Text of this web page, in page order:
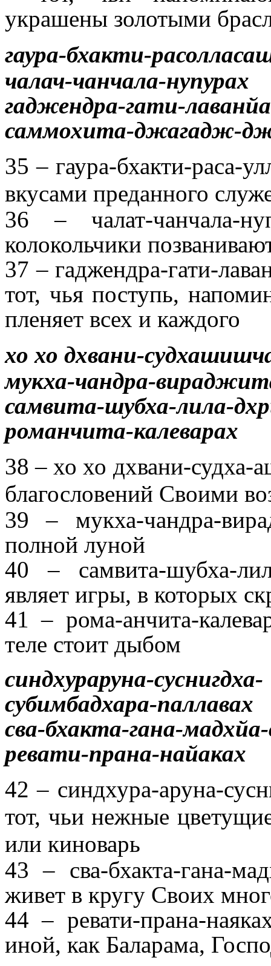
украшены золотыми
гаура-бхакти-
чалач-чанчала-нупурах
гаджендра-гати-
саммохита-джагадж-
35 – гаура-бхакти-раса-
вкусами преданного
36 – чалат-чанчала-
колокольчики
37 – гаджендра-гати-
тот, чья поступь,
пленяет всех и каждого
хо хо дхвани-
мукха-чандра-
самвита-шубха-лила-
романчита-калеварах
38 – хо хо дхвани-судха-
благословений Своими
39 – мукха-чандра-
полной луной
40 – самвита-шубха-
являет игры, в которых
41 – рома-анчита-
теле стоит дыбом
синдхураруна-суснигдха-
субимбадхара-паллавах
сва-бхакта-гана-
ревати-прана-найаках
42 – синдхура-аруна-
тот, чьи нежные
или киноварь
43 – сва-бхакта-гана-
живет в кругу Своих
44 – ревати-прана-
иной, как Баларама,